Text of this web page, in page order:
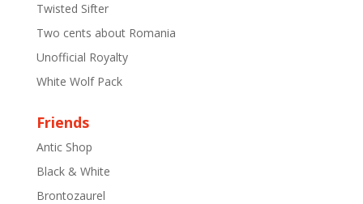
Twisted Sifter
Two cents about Romania
Unofficial Royalty
White Wolf Pack
Friends
Antic Shop
Black & White
Brontozaurel